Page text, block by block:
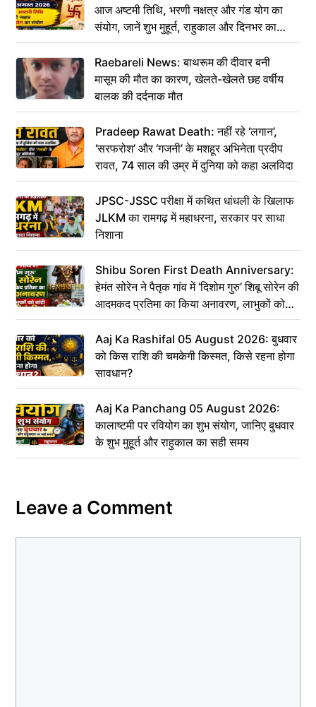
आज अष्टमी तिथि, भरणी नक्षत्र और गंड योग का
संयोग, जानें शुभ मुहूर्त, राहुकाल और दिनभर का
पंचांग
Raebareli News: बाथरूम की दीवार बनी
मासूम की मौत का कारण, खेलते-खेलते छह वर्षीय
बालक की दर्दनाक मौत
Pradeep Rawat Death: नहीं रहे ‘लगान’,
‘सरफरोश’ और ‘गजनी’ के मशहूर अभिनेता प्रदीप
रावत, 74 साल की उम्र में दुनिया को कहा अलविदा
JPSC-JSSC परीक्षा में कथित धांधली के खिलाफ
JLKM का रामगढ़ में महाधरना, सरकार पर साधा
निशाना
Shibu Soren First Death Anniversary:
हेमंत सोरेन ने पैतृक गांव में ‘दिशोम गुरु’ शिबू सोरेन की
आदमकद प्रतिमा का किया अनावरण, लाभुकों को
बांटी परिसंपत्तियां
Aaj Ka Rashifal 05 August 2026: बुधवार
को किस राशि की चमकेगी किस्मत, किसे रहना होगा
सावधान?
Aaj Ka Panchang 05 August 2026:
कालाष्टमी पर रवियोग का शुभ संयोग, जानिए बुधवार
के शुभ मुहूर्त और राहुकाल का सही समय
Leave a Comment